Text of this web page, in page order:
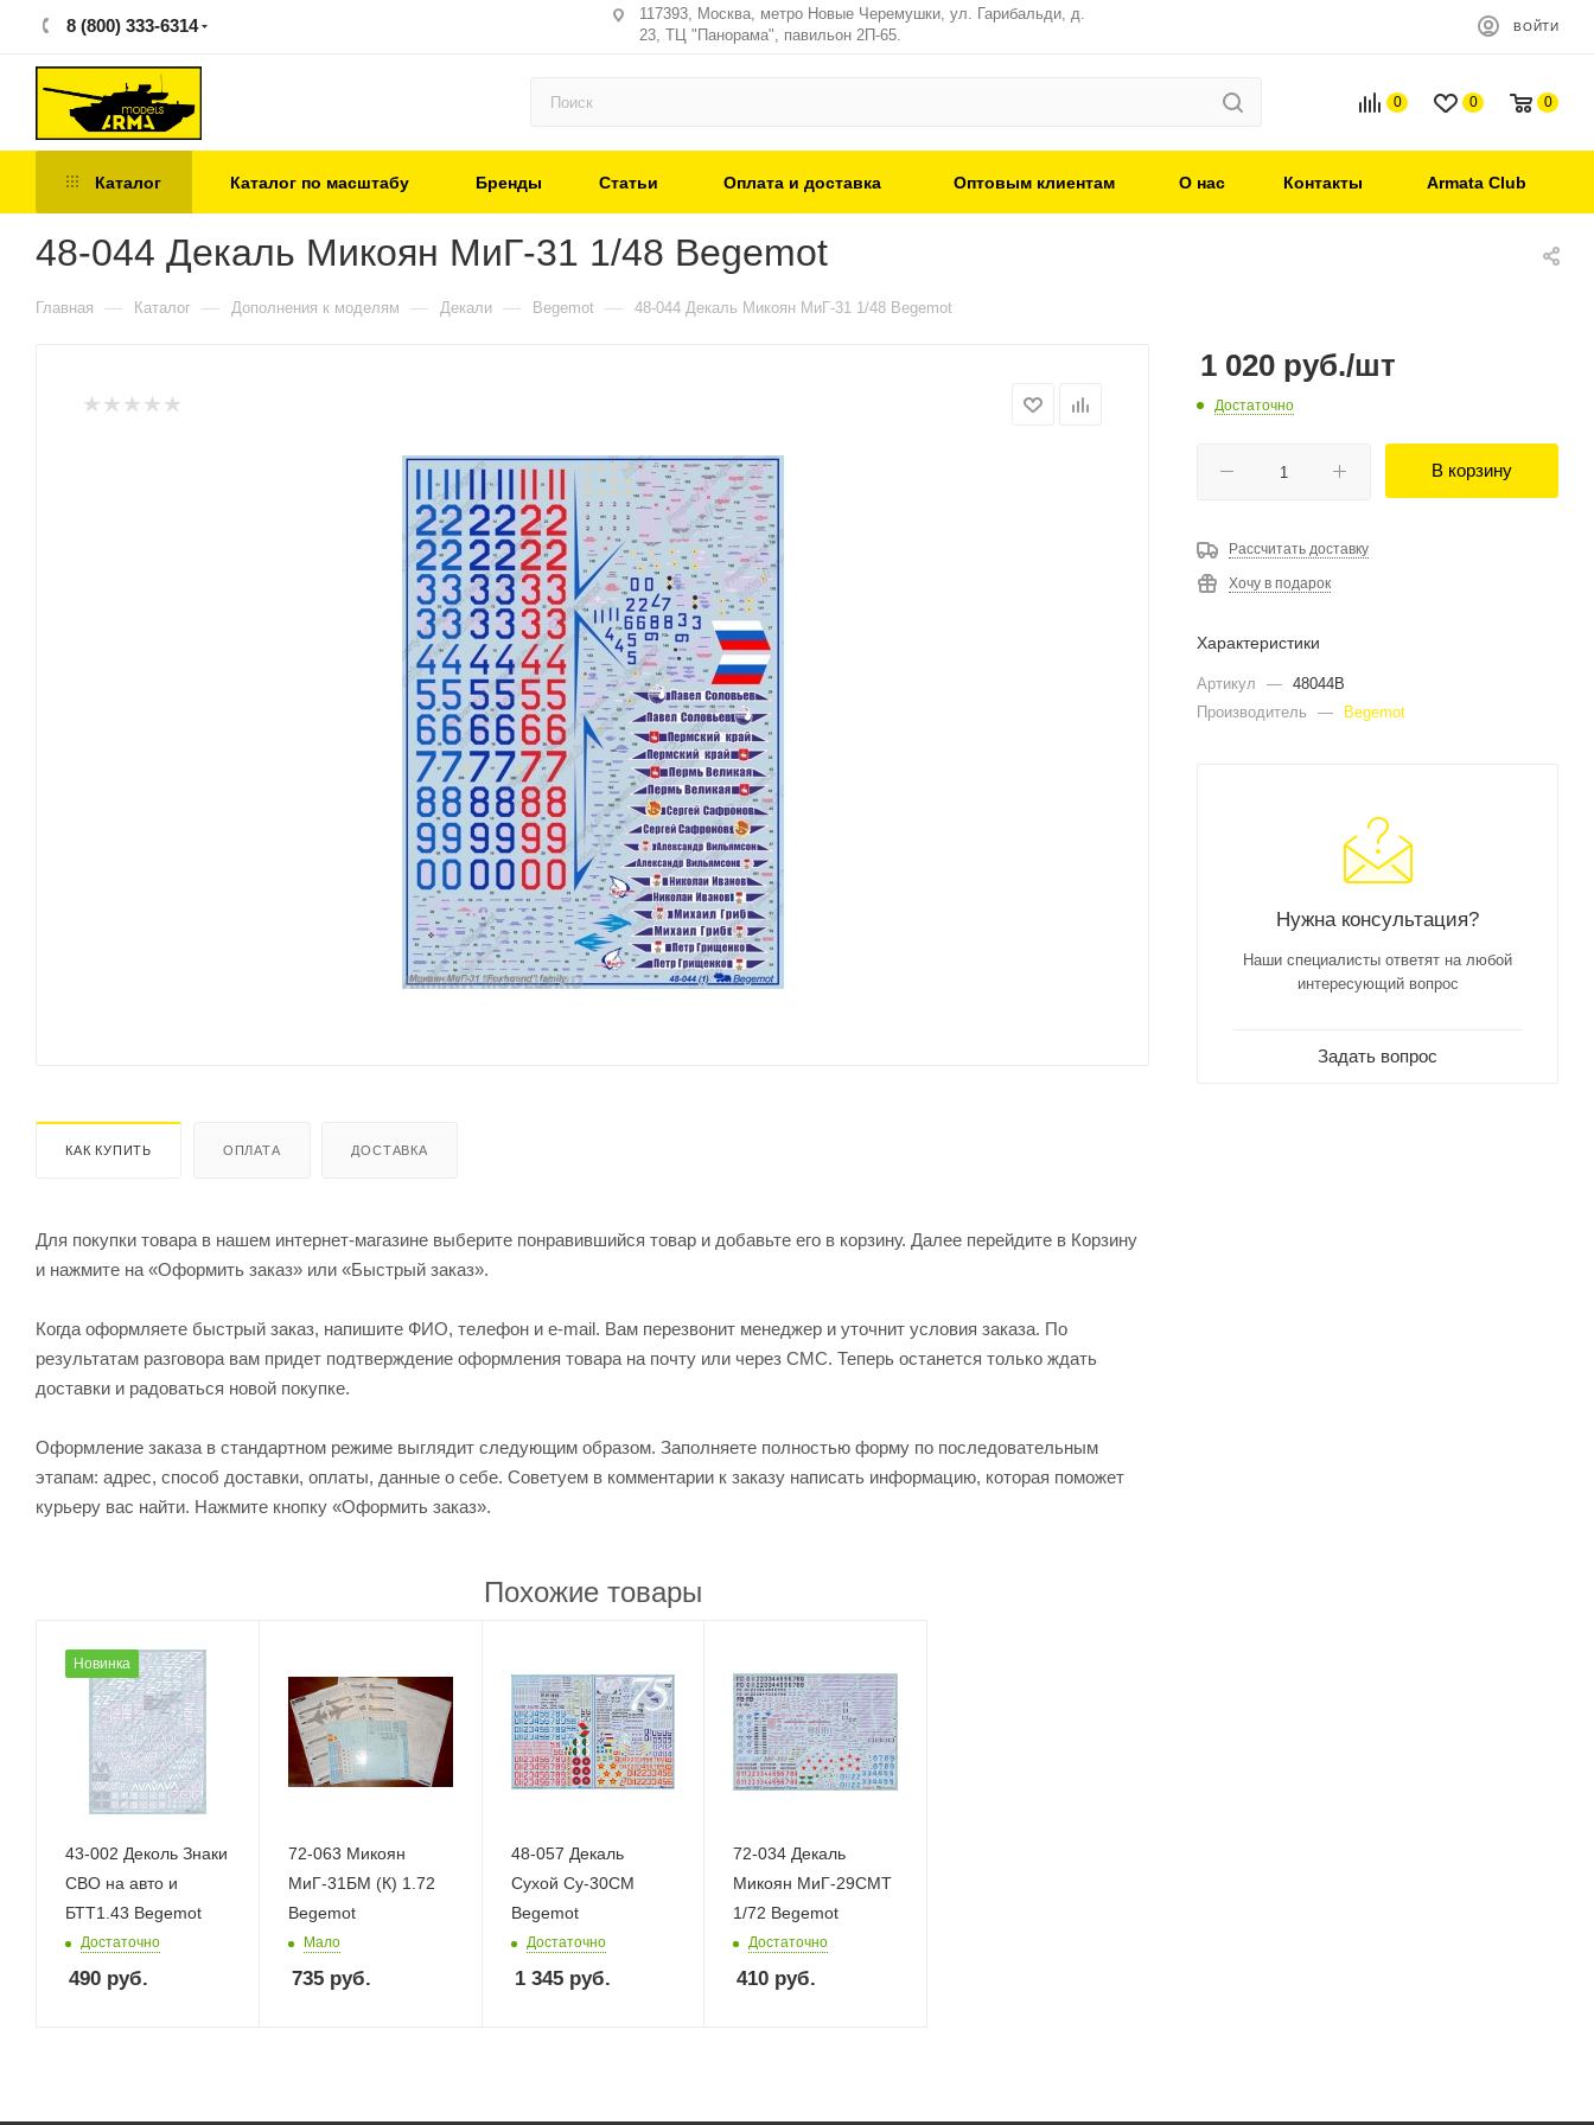
8 (800) 333-6314
117393, Москва, метро Новые Черемушки, ул. Гарибальди, д.
23, ТЦ "Панорама", павильон 2П-65.
ВОЙТИ
0 0 0
Каталог Каталог по масштабу Бренды Статьи Оплата и доставка Оптовым клиентам О нас Контакты Armata Club
48-044 Декаль Микоян МиГ-31 1/48 Begemot
Главная — Каталог — Дополнения к моделям — Декали — Begemot — 48-044 Декаль Микоян МиГ-31 1/48 Begemot
КАК КУПИТЬ ОПЛАТА ДОСТАВКА
Для покупки товара в нашем интернет-магазине выберите понравившийся товар и добавьте его в корзину. Далее перейдите в Корзину
и нажмите на «Оформить заказ» или «Быстрый заказ».
Когда оформляете быстрый заказ, напишите ФИО, телефон и e-mail. Вам перезвонит менеджер и уточнит условия заказа. По
результатам разговора вам придет подтверждение оформления товара на почту или через СМС. Теперь останется только ждать
доставки и радоваться новой покупке.
Оформление заказа в стандартном режиме выглядит следующим образом. Заполняете полностью форму по последовательным
этапам: адрес, способ доставки, оплаты, данные о себе. Советуем в комментарии к заказу написать информацию, которая поможет
курьеру вас найти. Нажмите кнопку «Оформить заказ».
Похожие товары
Новинка
43-002 Деколь Знаки
СВО на авто и
БТТ1.43 Begemot
Достаточно
490 руб.
72-063 Микоян
МиГ-31БМ (К) 1.72
Begemot
Мало
735руб.
48-057 Декаль
Сухой Су-30СМ
Begemot
Достаточно
1 345руб.
72-034 Декаль
Микоян МиГ-29СМТ
1/72 Begemot
Достаточно
410 руб.
1 020 руб./шт
Достаточно
В корзину
Рассчитать доставку
Хочу в подарок
Характеристики
Артикул — 48044B
Производитель
— Begemot
Нужна консультация?
Наши специалисты ответят на любой
интересующий вопрос
Задать вопрос